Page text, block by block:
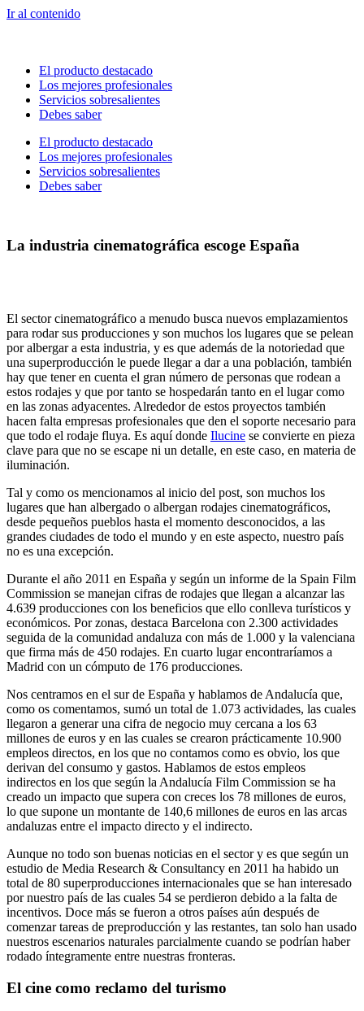
Ir al contenido
El producto destacado
Los mejores profesionales
Servicios sobresalientes
Debes saber
El producto destacado
Los mejores profesionales
Servicios sobresalientes
Debes saber
La industria cinematográfica escoge España
El sector cinematográfico a menudo busca nuevos emplazamientos
para rodar sus producciones y son muchos los lugares que se pelean
por albergar a esta industria, y es que además de la notoriedad que
una superproducción le puede llegar a dar a una población, también
hay que tener en cuenta el gran número de personas que rodean a
estos rodajes y que por tanto se hospedarán tanto en el lugar como
en las zonas adyacentes. Alrededor de estos proyectos también
hacen falta empresas profesionales que den el soporte necesario para
que todo el rodaje fluya. Es aquí donde Ilucine se convierte en pieza
clave para que no se escape ni un detalle, en este caso, en materia de
iluminación.
Tal y como os mencionamos al inicio del post, son muchos los
lugares que han albergado o albergan rodajes cinematográficos,
desde pequeños pueblos hasta el momento desconocidos, a las
grandes ciudades de todo el mundo y en este aspecto, nuestro país
no es una excepción.
Durante el año 2011 en España y según un informe de la Spain Film
Commission se manejan cifras de rodajes que llegan a alcanzar las
4.639 producciones con los beneficios que ello conlleva turísticos y
económicos. Por zonas, destaca Barcelona con 2.300 actividades
seguida de la comunidad andaluza con más de 1.000 y la valenciana
que firma más de 450 rodajes. En cuarto lugar encontraríamos a
Madrid con un cómputo de 176 producciones.
Nos centramos en el sur de España y hablamos de Andalucía que,
como os comentamos, sumó un total de 1.073 actividades, las cuales
llegaron a generar una cifra de negocio muy cercana a los 63
millones de euros y en las cuales se crearon prácticamente 10.900
empleos directos, en los que no contamos como es obvio, los que
derivan del consumo y gastos. Hablamos de estos empleos
indirectos en los que según la Andalucía Film Commission se ha
creado un impacto que supera con creces los 78 millones de euros,
lo que supone un montante de 140,6 millones de euros en las arcas
andaluzas entre el impacto directo y el indirecto.
Aunque no todo son buenas noticias en el sector y es que según un
estudio de Media Research & Consultancy en 2011 ha habido un
total de 80 superproducciones internacionales que se han interesado
por nuestro país de las cuales 54 se perdieron debido a la falta de
incentivos. Doce más se fueron a otros países aún después de
comenzar tareas de preproducción y las restantes, tan solo han usado
nuestros escenarios naturales parcialmente cuando se podrían haber
rodado íntegramente entre nuestras fronteras.
El cine como reclamo del turismo